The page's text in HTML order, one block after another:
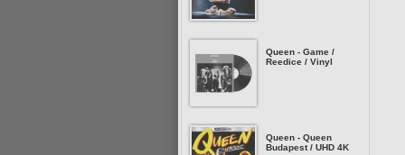
Queen - Game /
Reedice / Vinyl
Queen - Queen
Budapest / UHD 4K